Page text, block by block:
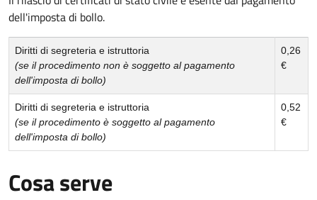
dell'imposta di bollo.
Diritti di segreteria e istruttoria
(se il procedimento non è soggetto al pagamento
dell'imposta di bollo)
0,26
€
Diritti di segreteria e istruttoria
(se il procedimento è soggetto al pagamento
dell'imposta di bollo)
0,52
€
Cosa serve